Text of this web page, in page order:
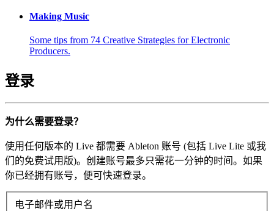
Making Music
Some tips from 74 Creative Strategies for Electronic
Producers.
登录
为什么需要登录？
使用任何版本的 Live 都需要 Ableton 账号 (包括 Live Lite 或我
们的免费试用版)。创建账号最多只需花一分钟的时间。如果
你已经拥有账号，便可快速登录。
电子邮件或用户名